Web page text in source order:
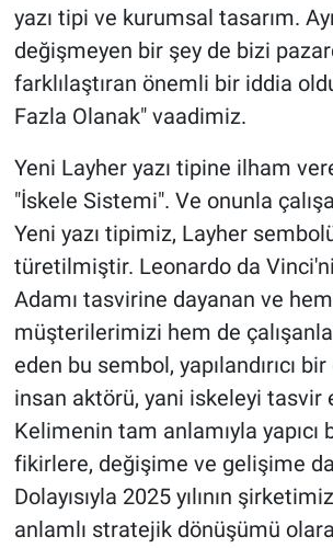
yazı tipi ve kurumsal tasarım.
değişmeyen bir şey de bizi
farklılaştıran önemli bir iddia
Fazla Olanak" vaadimiz.
Yeni Layher yazı tipine ilham
"İskele Sistemi". Ve onunla
Yeni yazı tipimiz, Layher
türetilmiştir. Leonardo da
Adamı tasvirine dayanan ve hem
müşterilerimizi hem de
eden bu sembol, yapılandırıcı
insan aktörü, yani iskeleyi tasvir
Kelimenin tam anlamıyla yapıcı
fikirlere, değişime ve gelişime
Dolayısıyla 2025 yılının
anlamlı stratejik dönüşümü